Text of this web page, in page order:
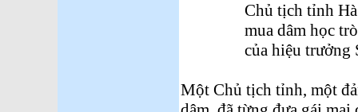
Chủ tịch tỉnh
mua dâm học
của hiệu trưởng
Một Chủ tịch tỉnh, một